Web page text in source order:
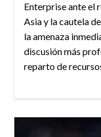
Enterprise ante el
Asia y la cautela
la amenaza
discusión más
reparto de